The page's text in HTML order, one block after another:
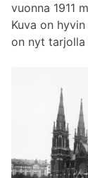
vuonna 1911
Kuva on
on nyt tarjolla